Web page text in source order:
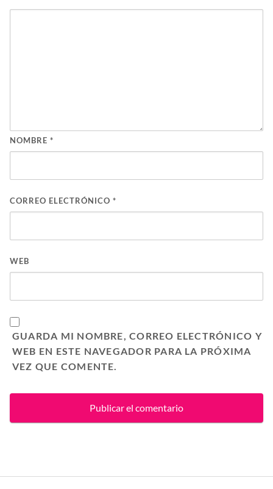
NOMBRE *
CORREO ELECTRÓNICO *
WEB
GUARDA MI NOMBRE, CORREO ELECTRÓNICO Y
WEB EN ESTE NAVEGADOR PARA LA PRÓXIMA
VEZ QUE COMENTE.